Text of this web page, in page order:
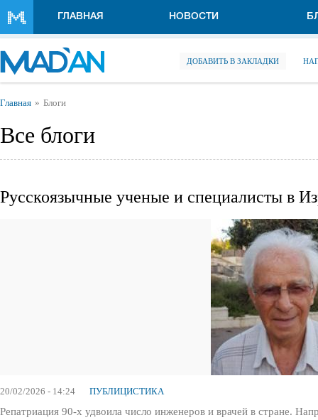
ГЛАВНАЯ НОВОСТИ
ДОБАВИТЬ В ЗАКЛАДКИ
Вы здесь
Главная Блоги
Все блоги
Русскоязычные ученые и специалисты в
20/02/2026 - 14:24 ПУБЛИЦИСТИКА
Репатриация 90-х удвоила число инженеров и врачей в стране.